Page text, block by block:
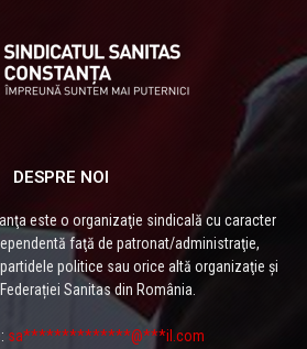
DESPRE NOI
este o organizaţie sindicală cu caracter
faţă de patronat/administraţie,
politice sau orice altă organizaţie și
Sanitas din România.
sa**************@***il.com